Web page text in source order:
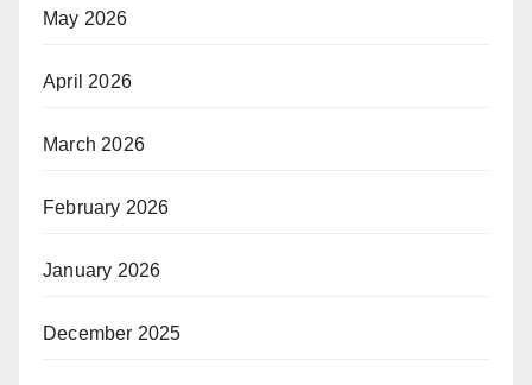
May 2026
April 2026
March 2026
February 2026
January 2026
December 2025